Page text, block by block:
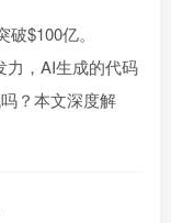
$100亿。
力，AI生成的代码
？本文深度解